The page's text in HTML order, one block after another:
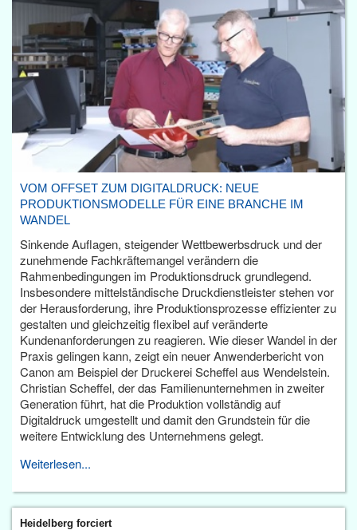
VOM OFFSET ZUM DIGITALDRUCK: NEUE
PRODUKTIONSMODELLE FÜR EINE BRANCHE IM
WANDEL
Sinkende Auflagen, steigender Wettbewerbsdruck und der
zunehmende Fachkräftemangel verändern die
Rahmenbedingungen im Produktionsdruck grundlegend.
Insbesondere mittelständische Druckdienstleister stehen vor
der Herausforderung, ihre Produktionsprozesse effizienter zu
gestalten und gleichzeitig flexibel auf veränderte
Kundenanforderungen zu reagieren. Wie dieser Wandel in der
Praxis gelingen kann, zeigt ein neuer Anwenderbericht von
Canon am Beispiel der Druckerei Scheffel aus Wendelstein.
Christian Scheffel, der das Familienunternehmen in zweiter
Generation führt, hat die Produktion vollständig auf
Digitaldruck umgestellt und damit den Grundstein für die
weitere Entwicklung des Unternehmens gelegt.
Weiterlesen...
Heidelberg forciert